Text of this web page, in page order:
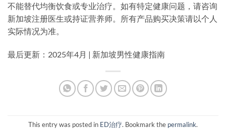
不能替代均衡饮食或专业治疗。如有特定健康问题，请咨询
新加坡注册医生或持证营养师。所有产品购买决策请以个人
实际情况为准。
最后更新：2025年4月 | 新加坡男性健康指南
This entry was posted in ED治疗. Bookmark the permalink.